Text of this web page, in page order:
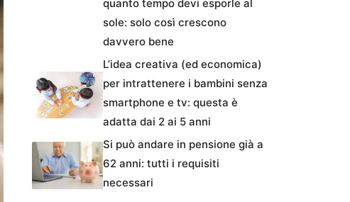
quanto tempo devi esporle al
sole: solo così crescono
davvero bene
L’idea creativa (ed economica)
per intrattenere i bambini senza
smartphone e tv: questa è
adatta dai 2 ai 5 anni
Si può andare in pensione già a
62 anni: tutti i requisiti
necessari